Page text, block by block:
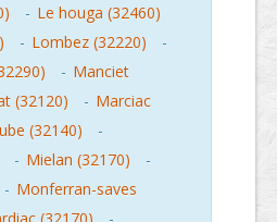
- Le houga (32460)
- Lombez (32220)
-
- Manciet
(32120) - Marciac
(32140)
-
- Mielan (32170)
-
- Monferran-saves